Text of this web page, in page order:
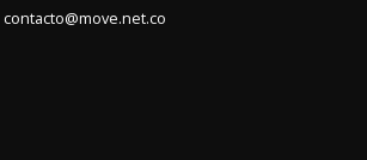
contacto@move.net.co